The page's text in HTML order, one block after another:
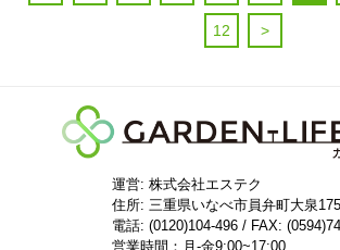
12 >
運営: 株式会社エステク
住所: 三重県いなべ市員弁町大泉
電話: (0120)104-496 / FAX:
営業時間：月-金9:00~17:00